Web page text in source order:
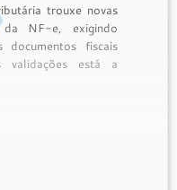
trouxe novas
da NF-e, exigindo
documentos fiscais
validações está a